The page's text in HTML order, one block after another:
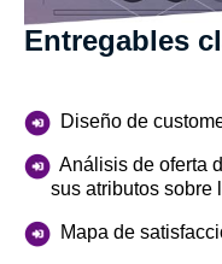
Entregables
Diseño de
Análisis de oferta
sus atributos sobre
Mapa de